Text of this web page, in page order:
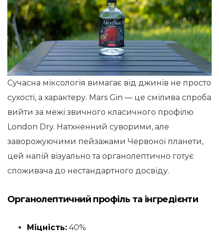
Сучасна міксологія вимагає від джинів не просто
сухості, а характеру. Mars Gin — це смілива спроба
вийти за межі звичного класичного профілю
London Dry. Натхненний суворими, але
заворожуючими пейзажами Червоної планети,
цей напій візуально та органолептично готує
споживача до нестандартного досвіду.
Органолептичний профіль та інгредієнти
Міцність: 40%